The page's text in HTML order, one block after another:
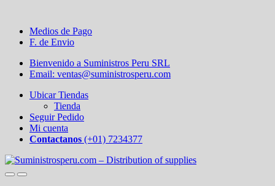
Medios de Pago
F. de Envio
Bienvenido a Suministros Peru SRL
Email: ventas@suministrosperu.com
Ubicar Tiendas
Tienda
Seguir Pedido
Mi cuenta
Contactanos (+01) 7234377